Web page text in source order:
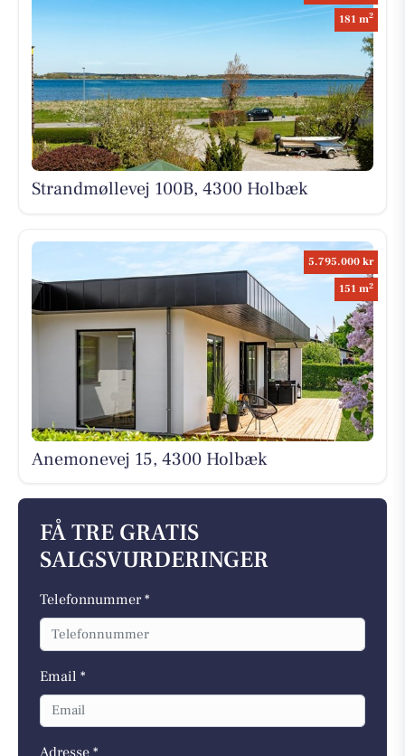
181 m2
Strandmøllevej 100B, 4300 Holbæk
5.795.000 kr
151 m2
Anemonevej 15, 4300 Holbæk
FÅ TRE GRATIS
SALGSVURDERINGER
Telefonnummer *
Email *